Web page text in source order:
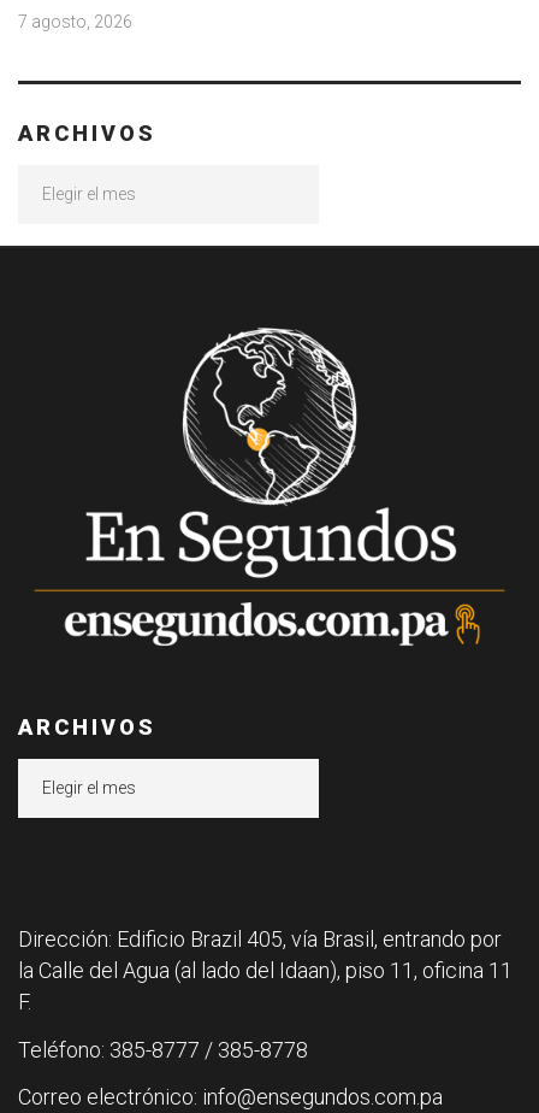
7 agosto, 2026
ARCHIVOS
ARCHIVOS
Dirección: Edificio Brazil 405, vía Brasil, entrando por
la Calle del Agua (al lado del Idaan), piso 11, oficina 11
F.
Teléfono: 385-8777 / 385-8778
Correo electrónico: info@ensegundos.com.pa